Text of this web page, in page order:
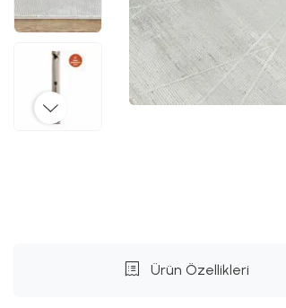
Ürün Özellikleri